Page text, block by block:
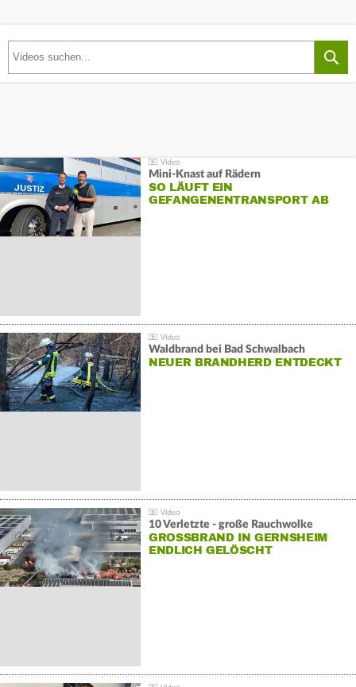
Mini-Knast auf Rädern
SO LÄUFT EIN
GEFANGENENTRANSPORT AB
Waldbrand bei Bad Schwalbach
NEUER BRANDHERD ENTDECKT
10 Verletzte - große Rauchwolke
GROSSBRAND IN GERNSHEIM E
NDLICH GELÖSCHT